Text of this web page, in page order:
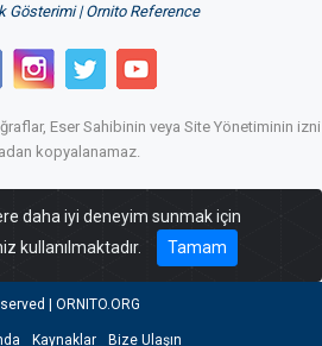
Gösterimi | Ornito Reference
Eser Sahibinin veya Site Yönetiminin izni
kopyalanamaz.
daha iyi deneyim sunmak için
kullanılmaktadır.
Tamam
| ORNITO.ORG
Kaynaklar Bize Ulaşın